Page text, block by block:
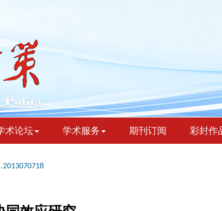
术论坛 学术服务 期刊订阅 彩封作